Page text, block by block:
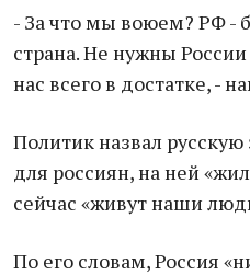
- За что мы воюем? РФ -
страна. Не нужны
нас всего в достатке, -
Политик назвал
для россиян, на ней
сейчас «живут наши
По его словам, Россия